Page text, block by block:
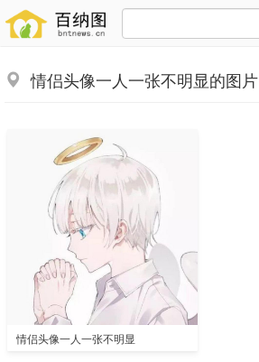
情侣头像一人一张不明显的图片
情侣头像一人一张不明显